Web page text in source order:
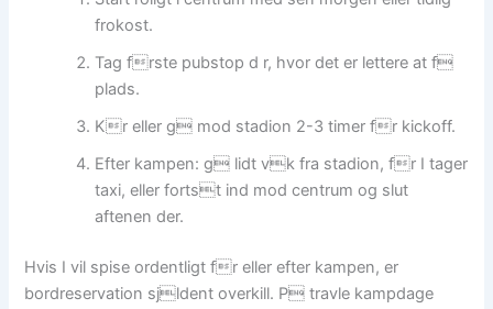
frokost.
Tag frste pubstop d r, hvor det er lettere at f
plads.
Kr eller g mod stadion 2-3 timer fr kickoff.
Efter kampen: g lidt vk fra stadion, fr I tager
taxi, eller fortst ind mod centrum og slut
aftenen der.
Hvis I vil spise ordentligt fr eller efter kampen, er
bordreservation sjldent overkill. P travle kampdage